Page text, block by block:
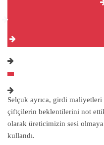
Selçuk ayrıca, girdi maliyetleri
çiftçilerin beklentilerini not
olarak üreticimizin sesi
kullandı.